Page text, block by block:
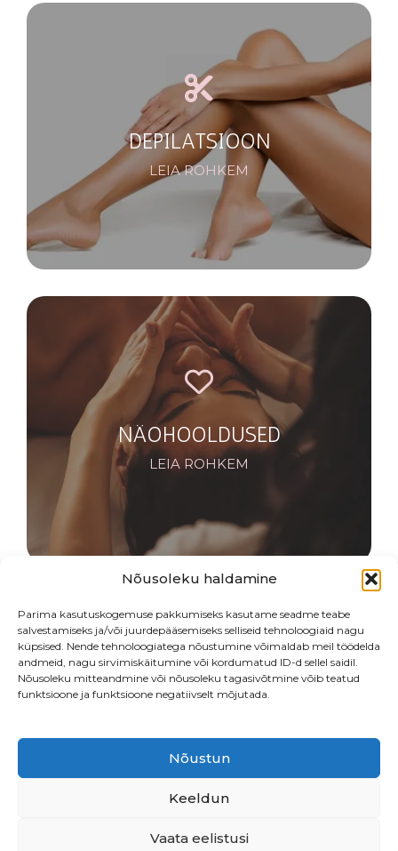
Nõusoleku haldamine
Parima kasutuskogemuse pakkumiseks kasutame seadme teabe
salvestamiseks ja/või juurdepääsemiseks selliseid tehnoloogiaid nagu
küpsised. Nende tehnoloogiatega nõustumine võimaldab meil töödelda
andmeid, nagu sirvimiskäitumine või kordumatud ID-d sellel saidil.
Nõusoleku mitteandmine või nõusoleku tagasivõtmine võib teatud
funktsioone ja funktsioone negatiivselt mõjutada.
Nõustun
Keeldun
Vaata eelistusi
DEPILATSIOON
LEIA ROHKEM
NÄOHOOLDUSED
LEIA ROHKEM
LEIA ROHKEM